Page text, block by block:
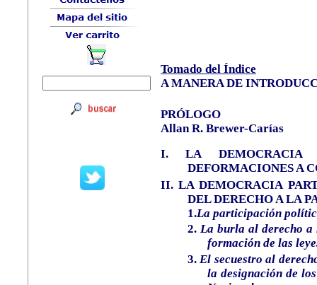
Tomado del Índice
A MANERA DE
PRÓLOGO
Allan R. Brewer-Carías
I.
LA DEMOCRACIA
DEFORMACIONES A
II. LA DEMOCRACIA
DEL DERECHO A LA
1.La participación
2. La burla al derecho a
formación de las
3. El secuestro al
la designación de